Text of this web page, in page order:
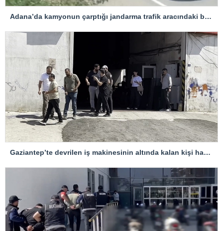
Adana’da kamyonun çarptığı jandarma trafik aracındaki bir personel yaralandı
Gaziantep’te devrilen iş makinesinin altında kalan kişi hayatını kaybetti